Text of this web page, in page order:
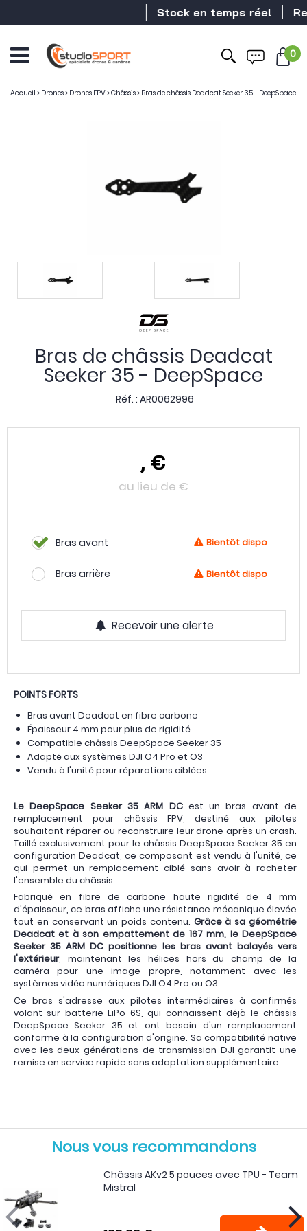
Stock en temps réel
0
Accueil > Drones> Drones FPV>Châssis> Bras de châssis Deadcat Seeker 35 - DeepSpace
Bras de châssis Deadcat
Seeker 35 - DeepSpace
Réf. : AR0062996
, €
au lieu de €
Bras avant Bientôt dispo
Bras arrière Bientôt dispo
Recevoir une alerte
POINTS FORTS
Bras avant Deadcat en fibre carbone
Épaisseur 4 mm pour plus de rigidité
Compatible châssis DeepSpace Seeker 35
Adapté aux systèmes DJI O4 Pro et O3
Vendu à l'unité pour réparations ciblées
Le DeepSpace Seeker 35 ARM DCest un bras avant de
remplacement pour châssis FPV, destiné aux pilotes
souhaitant réparer ou reconstruire leur drone après un crash.
Taillé exclusivement pour le châssis DeepSpace Seeker 35 en
configuration Deadcat, ce composant est vendu à l'unité, ce
qui permet un remplacement ciblé sans avoir à racheter
l'ensemble du châssis.
Fabriqué en fibre de carbone haute rigidité de 4 mm
d'épaisseur, ce bras affiche une résistance mécanique élevée
tout en conservant un poids contenu. Grâce à sa géométrie
Deadcat et à son empattement de 167 mm, le DeepSpace
Seeker 35 ARM DC positionne les bras avant balayés vers
l'extérieur, maintenant les hélices hors du champ de la
caméra pour une image propre, notamment avec les
systèmes vidéo numériques DJI O4 Pro ou O3.
Ce bras s'adresse aux pilotes intermédiaires à confirmés
volant sur batterie LiPo 6S, qui connaissent déjà le châssis
DeepSpace Seeker 35 et ont besoin d'un remplacement
conforme à la configuration d'origine. Sa compatibilité native
avec les deux générations de transmission DJI garantit une
remise en service rapide sans adaptation supplémentaire.
Nous vous recommandons
Châssis AKv2 5 pouces avec TPU - Team
Mistral